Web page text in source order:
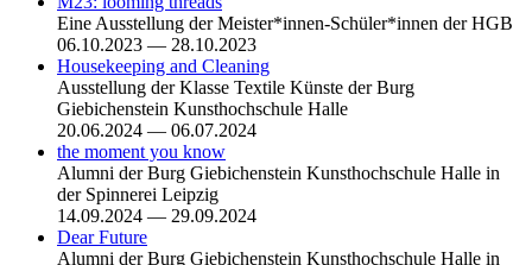
Eine Ausstellung der Meister*innen-Schüler*innen der HGB
06.10.2023 — 28.10.2023
Housekeeping and Cleaning
Ausstellung der Klasse Textile Künste der Burg
Giebichenstein Kunsthochschule Halle
20.06.2024 — 06.07.2024
the moment you know
Alumni der Burg Giebichenstein Kunsthochschule Halle in
der Spinnerei Leipzig
14.09.2024 — 29.09.2024
Dear Future
Alumni der Burg Giebichenstein Kunsthochschule Halle in